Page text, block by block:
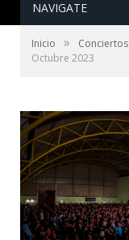
NAVIGATE
Inicio » Conciertos
Octubre 2023